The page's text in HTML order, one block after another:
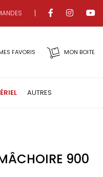
MON BOITE
FAVORIS
AUTRES
900